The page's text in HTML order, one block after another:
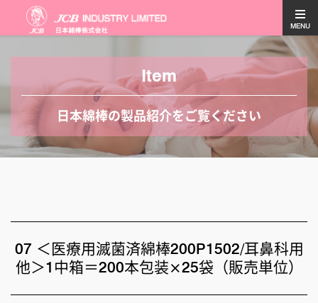
MENU
Item
日本綿棒の製品紹介をご覧ください
07 ＜医療用滅菌済綿棒200P1502/耳鼻科用
他＞1中箱＝200本包装×25袋（販売単位）